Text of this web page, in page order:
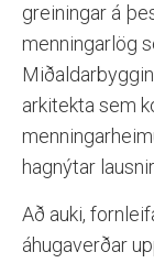
greiningar á
menningarlög
arkitekta sem
hagnýtar
Að auki,
áhugaverðar